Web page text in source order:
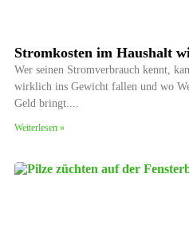
Stromkosten im Haushalt
Wer seinen Stromverbrauch kennt,
wirklich ins Gewicht fallen und wo
Geld bringt.
Weiterlesen »